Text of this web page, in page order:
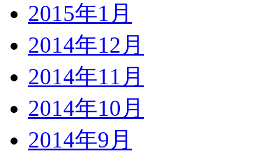
2015年1月
2014年12月
2014年11月
2014年10月
2014年9月